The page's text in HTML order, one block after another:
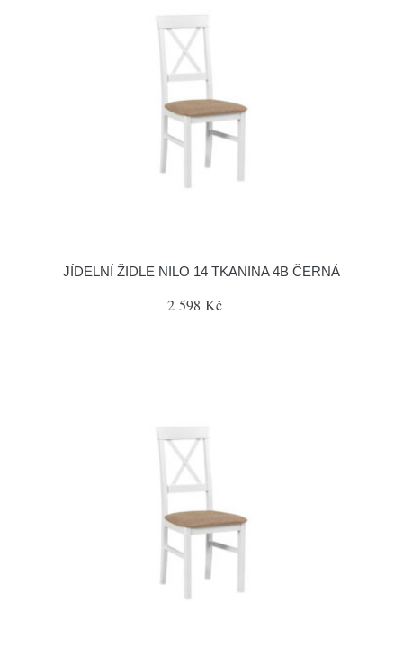
JÍDELNÍ ŽIDLE NILO 14 TKANINA 4B ČERNÁ
2 598 Kč